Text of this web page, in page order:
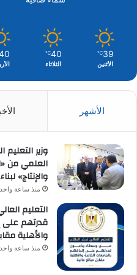
39
℃
الأثنين
40
℃
الثلاثاء
الأشهر
وزير التعليم
العلمي من
والإنتاج»
منذ ساعة
التعليم
قدرتهم على
والأهلية
منذ ساعة